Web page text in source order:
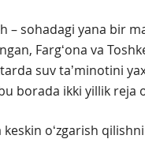
– sohadagi yana bir
Fargʻona va
suv taʼminotini
borada ikki yillik reja
oʻzgarish